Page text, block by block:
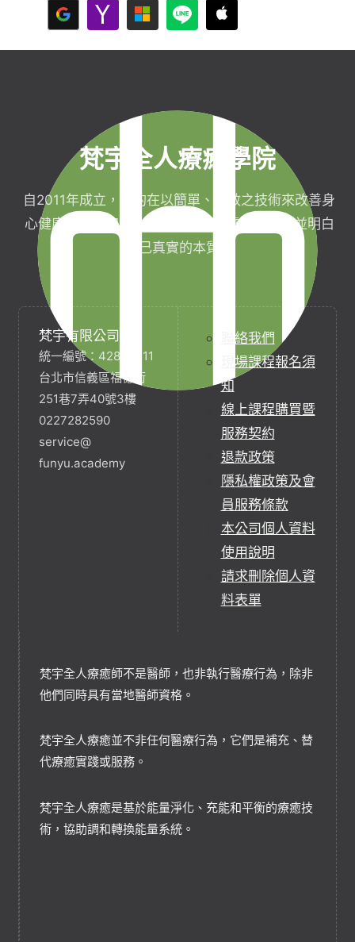
梵宇全人療癒學院
自2011年成立，目的在以簡單、有效之技術來改善身
心健康，協助完成生命目標與實現靈性生活，並明白
自己真實的本質。
梵宇有限公司
統一編號：42854211
台北市信義區福德街
251巷7弄40號3樓
0227282590
service@
funyu.academy
聯絡我們
現場課程報名須
知
線上課程購買暨
服務契約
退款政策
隱私權政策及會
員服務條款
本公司個人資料
使用說明
請求刪除個人資
料表單
梵宇全人療癒師不是醫師，也非執行醫療行為，除非
他們同時具有當地醫師資格。
梵宇全人療癒並不非任何醫療行為，它們是補充、替
代療癒實踐或服務。
梵宇全人療癒是基於能量淨化、充能和平衡的療癒技
術，協助調和轉換能量系統。